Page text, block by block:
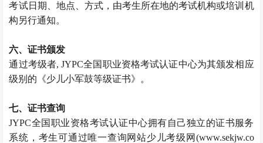
考试日期、地点、方式，由考生所在地的考试机构或培训机
构另行通知。
六、证书颁发
通过考级者, JYPC全国职业资格考试认证中心为其颁发相应
级别的《少儿小军鼓等级证书》。
七、证书查询
JYPC全国职业资格考试认证中心拥有自己独立的证书服务
系统，考生可通过唯一查询网站少儿考级网(www.sekjw.co